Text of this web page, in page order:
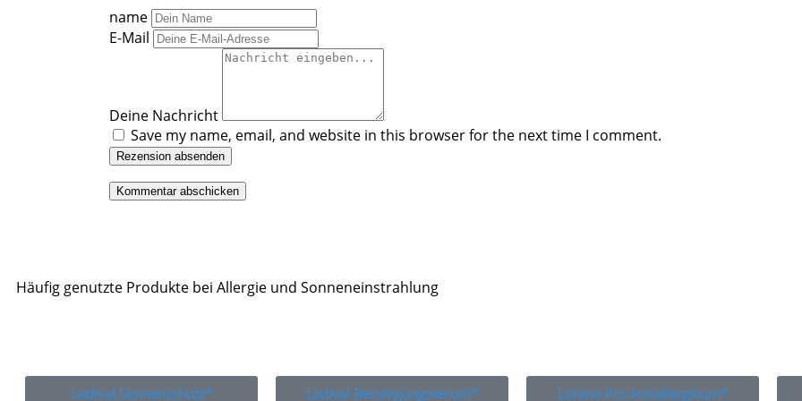
name
E-Mail
Deine Nachricht
Save my name, email, and website in this browser for the next time I comment.
Rezension absenden
Häufig genutzte Produkte bei Allergie und Sonneneinstrahlung
Ladival Sonnenschutz* Ladival Beruhigungsserum* Lorano Pro Antiallergikum*